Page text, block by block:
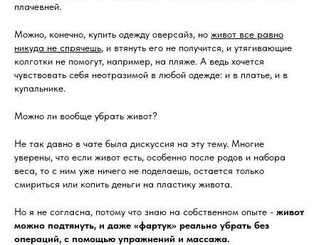
плачевней.
Можно, конечно, купить одежду оверсайз, но живот все равно
никуда не спрячешь, и втянуть его не получится, и утягивающие
колготки не помогут, например, на пляже. А ведь хочется
чувствовать себя неотразимой в любой одежде: и в платье, и в
купальнике.
Можно ли вообще убрать живот?
Не так давно в чате была дискуссия на эту тему. Многие
уверены, что если живот есть, особенно после родов и набора
веса, то с ним уже ничего не поделаешь, остается только
смириться или копить деньги на пластику живота.
Но я не согласна, потому что знаю на собственном опыте - живот
можно подтянуть, и даже «фартук» реально убрать без
операций, с помощью упражнений и массажа.